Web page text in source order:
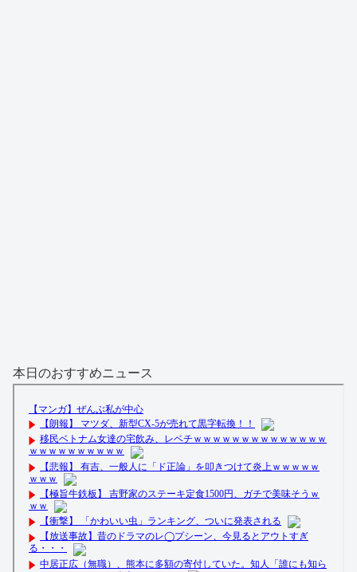
本日のおすすめニュース